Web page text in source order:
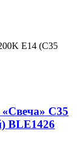
E14 (C35
C35
BLE1426